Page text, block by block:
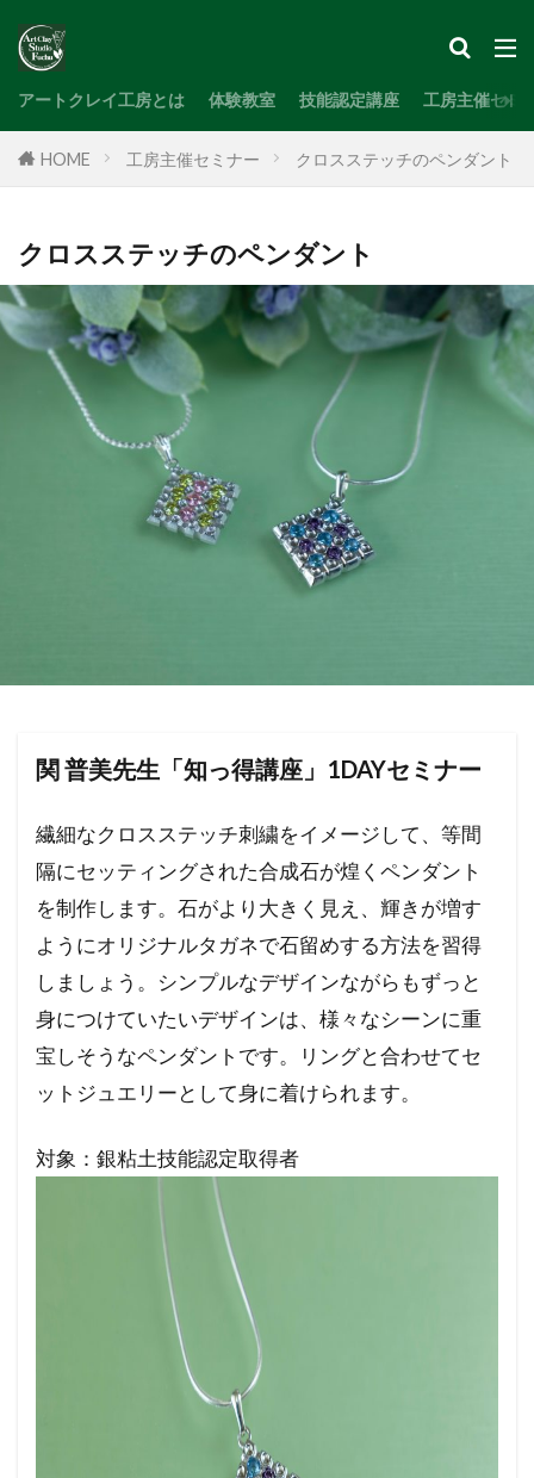
アートクレイ工房とは 体験教室 技能認定講座 工房主催セミ
HOME 工房主催セミナー クロスステッチのペンダント
クロスステッチのペンダント
関 普美先生「知っ得講座」1DAYセミナー
繊細なクロスステッチ刺繍をイメージして、等間
隔にセッティングされた合成石が煌くペンダント
を制作します。石がより大きく見え、輝きが増す
ようにオリジナルタガネで石留めする方法を習得
しましょう。シンプルなデザインながらもずっと
身につけていたいデザインは、様々なシーンに重
宝しそうなペンダントです。リングと合わせてセ
ットジュエリーとして身に着けられます。
対象：銀粘土技能認定取得者